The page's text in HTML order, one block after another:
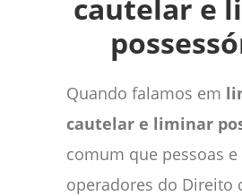
cautelar e
Quando falamos em
cautelar e liminar
comum que pessoas e
operadores do Direito